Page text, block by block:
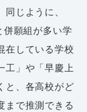
じように、
願組が多い学
在している学校
工」や「早慶上
と、各高校がど
まで推測できる